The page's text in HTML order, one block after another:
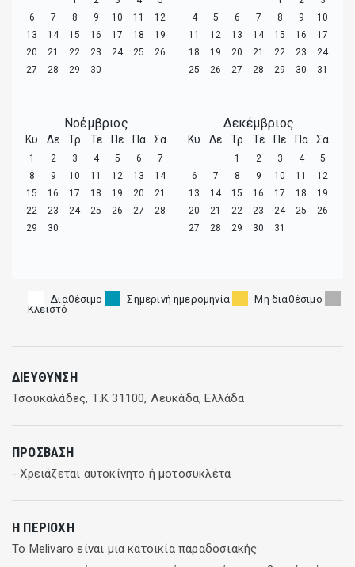
6
7 8 9 10 11
12
13
14 15 16 17 18
19
20
21 22 23 24 25
26
27
28 29 30
4
5 6 7 8 9
10
11
12 13 14 15 16
17
18
19 20 21 22 23
24
25
26 27 28 29 30 31
Νοέμβριος
Κυ Δε Τρ Τε Πε Πα Σα
1 2 3 4 5 6
7
8
9 10 11 12 13
14
15
16 17 18 19 20
21
22
23 24 25 26 27
28
29
30
Δεκέμβριος
Κυ Δε Τρ Τε Πε Πα Σα
1 2 3 4
5
6
7 8 9 10 11
12
13
14 15 16 17 18
19
20
21 22 23 24 25
26
27
28 29 30 31
Διαθέσιμο Σημερινή ημερομηνία
Μη διαθέσιμο
Κλειστό
ΔΙΕΎΘΥΝΣΗ
Τσουκαλάδες, Τ.Κ 31100, Λευκάδα, Ελλάδα
ΠΡΌΣΒΑΣΗ
- Χρειάζεται αυτοκίνητο ή μοτοσυκλέτα
Η ΠΕΡΙΟΧΉ
To Melivaro είναι μια κατοικία παραδοσιακής